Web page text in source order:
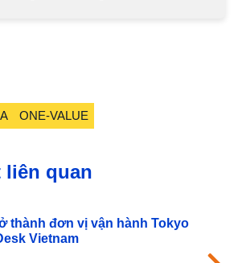
ONE-VALUE
liên quan
thành đơn vị vận hành Tokyo
Vietnam